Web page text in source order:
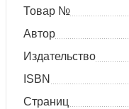
Товар №
Автор
Издательство
ISBN
Страниц